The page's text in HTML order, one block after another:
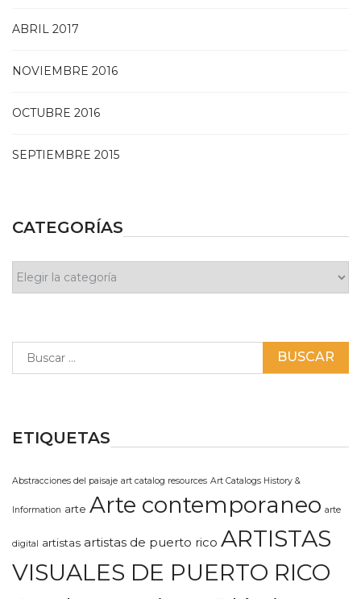
ABRIL 2017
NOVIEMBRE 2016
OCTUBRE 2016
SEPTIEMBRE 2015
CATEGORÍAS
ETIQUETAS
Abstracciones del paisaje art catalog resources Art Catalogs History &
Information arte Arte contemporaneo arte
digital artistas artistas de puerto rico ARTISTAS
VISUALES DE PUERTO RICO